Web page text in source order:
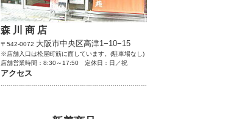
森 川 商 店
〒542-0072 大阪市中央区高津1−10−15
※店舗入口は松屋町筋に面しています。(駐車場なし)
店舗営業時間：8:30～17:50 定休日：日／祝
アクセス
………………………………………………………………